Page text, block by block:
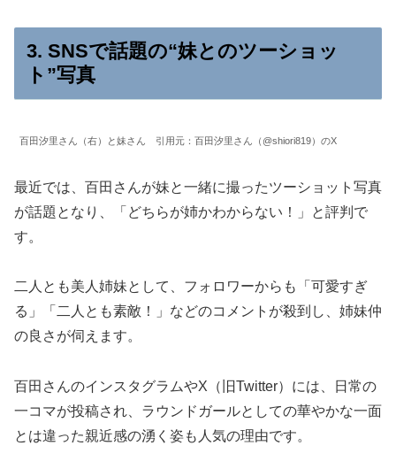
3. SNSで話題の“妹とのツーショッ
ト”写真
百田汐里さん（右）と妹さん 引用元：百田汐里さん（@shiori819）のX
最近では、百田さんが妹と一緒に撮ったツーショット写真
が話題となり、「どちらが姉かわからない！」と評判で
す。
二人とも美人姉妹として、フォロワーからも「可愛すぎ
る」「二人とも素敵！」などのコメントが殺到し、姉妹仲
の良さが伺えます。
百田さんのインスタグラムやX（旧Twitter）には、日常の
一コマが投稿され、ラウンドガールとしての華やかな一面
とは違った親近感の湧く姿も人気の理由です。